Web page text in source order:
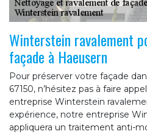
Winterstein ravalement
façade à Haeusern
Pour préserver votre façade
67150, n’hésitez pas à faire
entreprise Winterstein
expérience, notre entreprise
appliquera un traitement anti-